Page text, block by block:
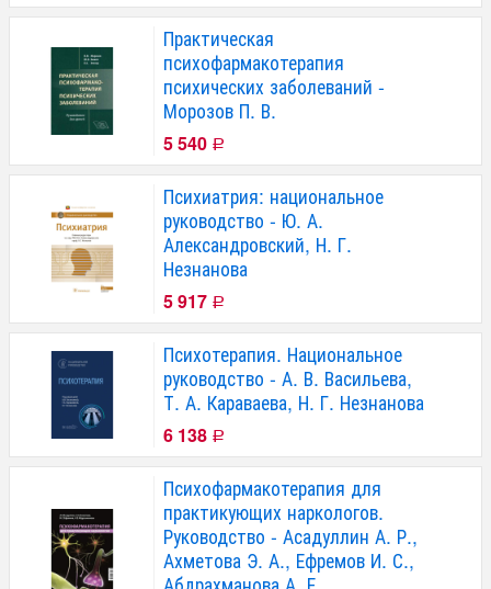
Практическая
психофармакотерапия
психических заболеваний -
Морозов П. В.
5 540 Р
Психиатрия: национальное
руководство - Ю. А.
Александровский, Н. Г.
Незнанова
5 917 Р
Психотерапия. Национальное
руководство - А. В. Васильева,
Т. А. Караваева, Н. Г. Незнанова
6 138 Р
Психофармакотерапия для
практикующих наркологов.
Руководство - Асадуллин А. Р.,
Ахметова Э. А., Ефремов И. С.,